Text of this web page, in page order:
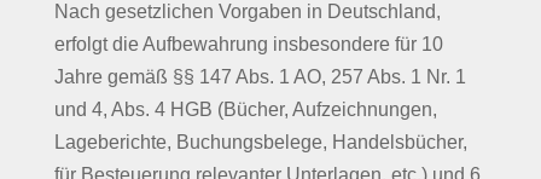
Nach gesetzlichen Vorgaben in Deutschland,
erfolgt die Aufbewahrung insbesondere für 10
Jahre gemäß §§ 147 Abs. 1 AO, 257 Abs. 1 Nr. 1
und 4, Abs. 4 HGB (Bücher, Aufzeichnungen,
Lageberichte, Buchungsbelege, Handelsbücher,
für Besteuerung relevanter Unterlagen, etc.) und 6